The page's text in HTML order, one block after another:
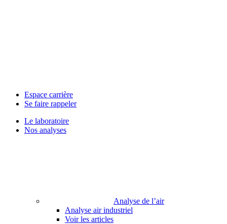
Espace carrière
Se faire rappeler
Le laboratoire
Nos analyses
Analyse de l’air
Analyse air industriel
Voir les articles